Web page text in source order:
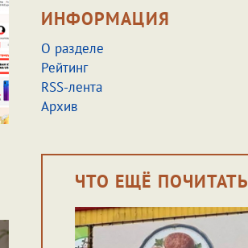
ИНФОРМАЦИЯ
О разделе
Рейтинг
RSS-лента
Архив
ЧТО ЕЩЁ ПОЧИТАТЬ